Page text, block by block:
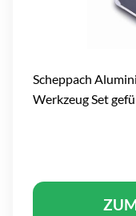
Scheppach
Werkzeug Set